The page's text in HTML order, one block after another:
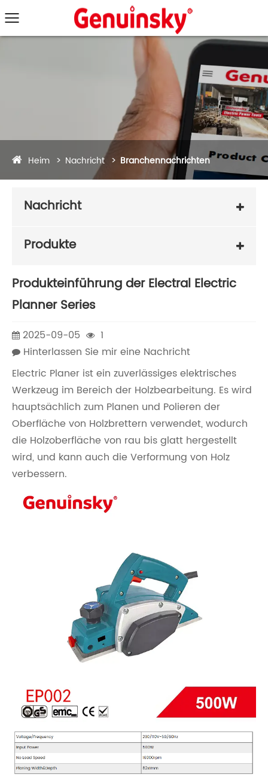
Heim Nachricht Branchennachrichten
Nachricht
Produkte
Produkteinführung der Electral Electric
Planner Series
2025-09-05
1
Hinterlassen Sie mir eine Nachricht
Electric Planer ist ein zuverlässiges elektrisches
Werkzeug im Bereich der Holzbearbeitung. Es wird
hauptsächlich zum Planen und Polieren der
Oberfläche von Holzbrettern verwendet, wodurch
die Holzoberfläche von rau bis glatt hergestellt
wird, und kann auch die Verformung von Holz
verbessern.